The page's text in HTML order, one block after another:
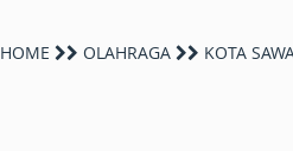
HOME OLAHRAGA KOTA